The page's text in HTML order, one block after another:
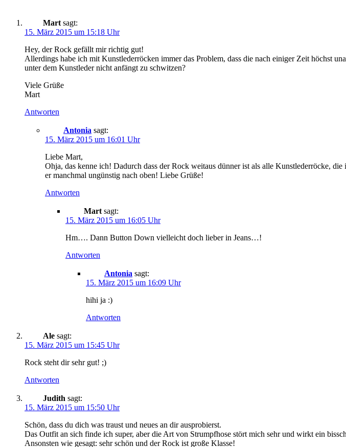
Mart sagt:
15. März 2015 um 15:18 Uhr
Hey, der Rock gefällt mir richtig gut!
Allerdings habe ich mit Kunstlederröcken immer das Problem, dass die nach einiger Zeit höchst
unter dem Kunstleder nicht anfängt zu schwitzen?
Viele Grüße
Mart
Antworten
Antonia sagt:
15. März 2015 um 16:01 Uhr
Liebe Mart,
Ohja, das kenne ich! Dadurch dass der Rock weitaus dünner ist als alle Kunstlederröcke,
er manchmal ungünstig nach oben! Liebe Grüße!
Antworten
Mart sagt:
15. März 2015 um 16:05 Uhr
Hm…. Dann Button Down vielleicht doch lieber in Jeans…!
Antworten
Antonia sagt:
15. März 2015 um 16:09 Uhr
hihi ja :)
Antworten
Ale sagt:
15. März 2015 um 15:45 Uhr
Rock steht dir sehr gut! ;)
Antworten
Judith sagt:
15. März 2015 um 15:50 Uhr
Schön, dass du dich was traust und neues an dir ausprobierst.
Das Outfit an sich finde ich super, aber die Art von Strumpfhose stört mich sehr und wirkt ein
Ansonsten wie gesagt: sehr schön und der Rock ist große Klasse!